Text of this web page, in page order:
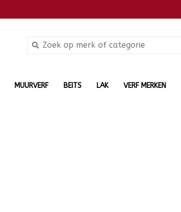
MUURVERF BEITS LAK VERF MERKEN